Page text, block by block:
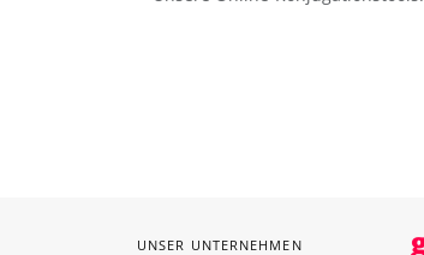
UNSER UNTERNEHMEN